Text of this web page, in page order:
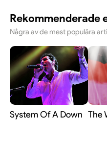
Rekommenderade
Några av de mest populära
System Of A Down The